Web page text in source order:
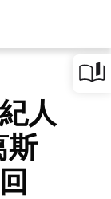
人
斯